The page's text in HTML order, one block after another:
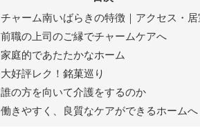
チャーム南いばらきの特徴｜アクセス・居
前職の上司のご縁でチャームケアへ
家庭的であたたかなホーム
大好評レク！銘菓巡り
誰の方を向いて介護をするのか
働きやすく、良質なケアができるホームへ